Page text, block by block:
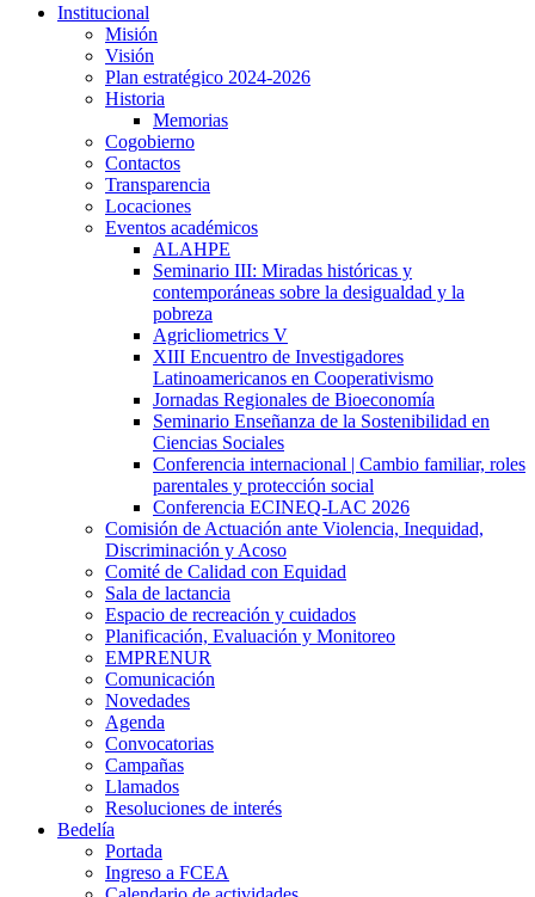
Institucional
Misión
Visión
Plan estratégico 2024-2026
Historia
Memorias
Cogobierno
Contactos
Transparencia
Locaciones
Eventos académicos
ALAHPE
Seminario III: Miradas históricas y
contemporáneas sobre la desigualdad y la
pobreza
Agricliometrics V
XIII Encuentro de Investigadores
Latinoamericanos en Cooperativismo
Jornadas Regionales de Bioeconomía
Seminario Enseñanza de la Sostenibilidad en
Ciencias Sociales
Conferencia internacional | Cambio familiar, roles
parentales y protección social
Conferencia ECINEQ-LAC 2026
Comisión de Actuación ante Violencia, Inequidad,
Discriminación y Acoso
Comité de Calidad con Equidad
Sala de lactancia
Espacio de recreación y cuidados
Planificación, Evaluación y Monitoreo
EMPRENUR
Comunicación
Novedades
Agenda
Convocatorias
Campañas
Llamados
Resoluciones de interés
Bedelía
Portada
Ingreso a FCEA